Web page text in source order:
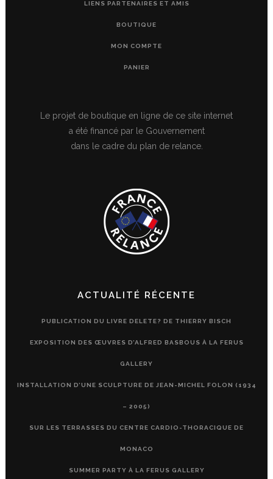
LIENS PARTENAIRES ET AMIS
BOUTIQUE
MON COMPTE
PANIER
Le projet de boutique en ligne de ce site internet
a été financé par le Gouvernement
dans le cadre du plan de relance.
ACTUALITÉ RÉCENTE
PUBLICATION DU LIVRE DELETE? DE THIERRY BISCH
EXPOSITION DES ŒUVRES D’ALFRED BASBOUS À LA FERUS
GALLERY
INSTALLATION D’UNE SCULPTURE DE JEAN-MICHEL FOLON (1934
– 2005)
SUR LES TERRASSES DU CENTRE CARDIO-THORACIQUE DE
MONACO
SUMMER PARTY À LA FERUS GALLERY